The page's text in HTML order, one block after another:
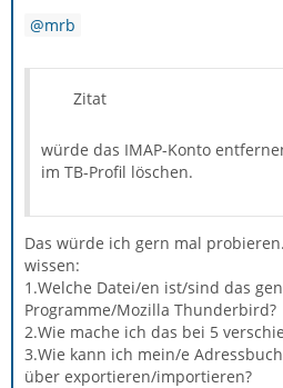
mrb
Zitat
würde das IMAP-Konto
im TB-Profil löschen.
Das würde ich gern mal
wissen:
1.Welche Datei/en ist/sind das
Programme/Mozilla Thunderbird?
2.Wie mache ich das bei 5
3.Wie kann ich mein/e
über exportieren/importieren?